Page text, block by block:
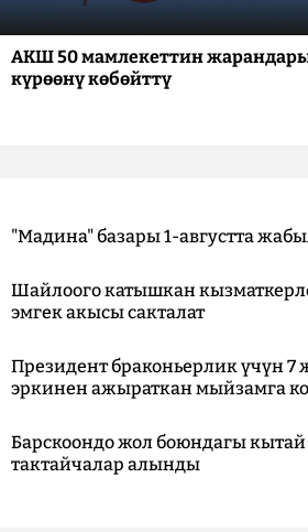
АКШ 50 мамлекеттин
күрөөнү көбөйттү
"Мадина" базары 1-августта
Шайлоого катышкан
эмгек акысы сакталат
Президент браконьерлик үчүн 7
эркинен ажыраткан мыйзамга
Барскоондо жол боюндагы
тактайчалар алынды